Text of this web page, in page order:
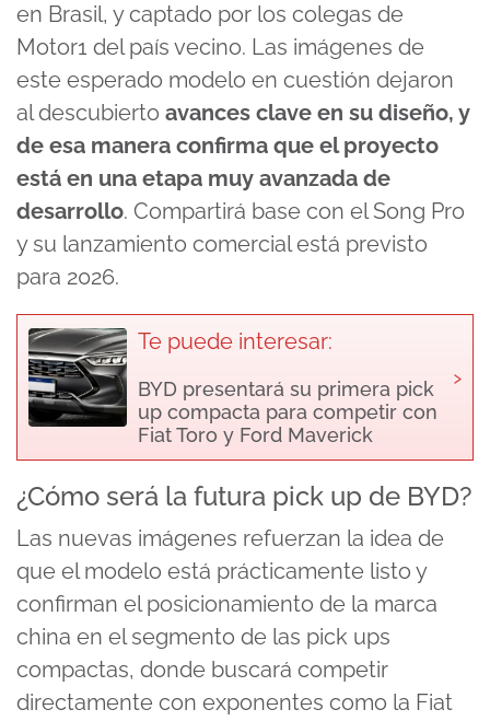
en Brasil, y captado por los colegas de
Motor1 del país vecino. Las imágenes de
este esperado modelo en cuestión dejaron
al descubierto avances clave en su diseño, y
de esa manera confirma que el proyecto
está en una etapa muy avanzada de
desarrollo. Compartirá base con el Song Pro
y su lanzamiento comercial está previsto
para 2026.
Te puede interesar:
BYD presentará su primera pick
up compacta para competir con
Fiat Toro y Ford Maverick
›
¿Cómo será la futura pick up de BYD?
Las nuevas imágenes refuerzan la idea de
que el modelo está prácticamente listo y
confirman el posicionamiento de la marca
china en el segmento de las pick ups
compactas, donde buscará competir
directamente con exponentes como la Fiat